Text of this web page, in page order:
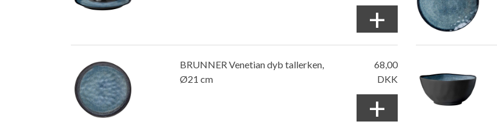
+
BRUNNER Venetian dyb tallerken,
Ø21 cm
68,00
DKK
+